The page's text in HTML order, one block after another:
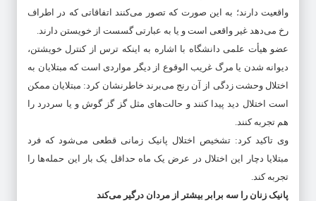
واقعیت دارند؛ به این صورت که تصور می‌کنند اتفاقاتی که در اطراف
رخ می‌دهد غیر واقعی است و یا به عبارتی گسست از خویستن دارند.
عضو هیأت علمی دانشگاه با اشاره به اینکه ترس از کنترل خویشتن،
دیوانه شدن یا مرگ غریب الوقوع از دیگر مواردی است که مبتلایان به
اختلال وحشت زدگی از آن رنج می‌برند خاطرنشان کرد: مبتلایان ممکن
است اختلال دید پیدا کنند و حالت‌های مثل گز گز گوش و یا سردرد را
هم تجربه کنند.
وی تاکید کرد: تشخیص اختلال پانیک زمانی قطعی می‌شود که فرد
مبتلایا دچار این اختلال در عرض یک ماه حداقل یک بار این حمله‌ها را
تجربه کند.
پانیک زنان را سه برابر بیشتر از مردان درگیر می‌کند